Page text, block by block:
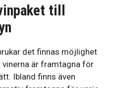
till
det finnas möjlighet
vinerna är framtagna för
Ibland finns även